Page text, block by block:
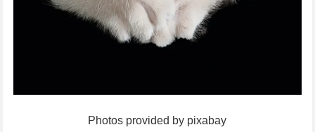
Photos provided by pixabay